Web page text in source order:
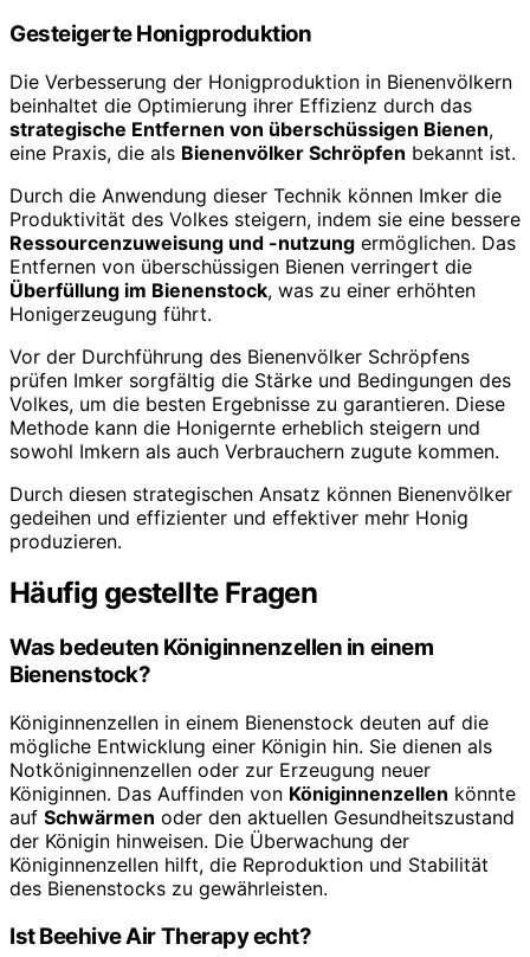
Gesteigerte Honigproduktion
Die Verbesserung der Honigproduktion in Bienenvölkern
beinhaltet die Optimierung ihrer Effizienz durch das
strategische Entfernen von überschüssigen Bienen,
eine Praxis, die als Bienenvölker Schröpfen bekannt ist.
Durch die Anwendung dieser Technik können Imker die
Produktivität des Volkes steigern, indem sie eine bessere
Ressourcenzuweisung und -nutzung ermöglichen. Das
Entfernen von überschüssigen Bienen verringert die
Überfüllung im Bienenstock, was zu einer erhöhten
Honigerzeugung führt.
Vor der Durchführung des Bienenvölker Schröpfens
prüfen Imker sorgfältig die Stärke und Bedingungen des
Volkes, um die besten Ergebnisse zu garantieren. Diese
Methode kann die Honigernte erheblich steigern und
sowohl Imkern als auch Verbrauchern zugute kommen.
Durch diesen strategischen Ansatz können Bienenvölker
gedeihen und effizienter und effektiver mehr Honig
produzieren.
Häufig gestellte Fragen
Was bedeuten Königinnenzellen in einem
Bienenstock?
Königinnenzellen in einem Bienenstock deuten auf die
mögliche Entwicklung einer Königin hin. Sie dienen als
Notköniginnenzellen oder zur Erzeugung neuer
Königinnen. Das Auffinden von Königinnenzellen könnte
auf Schwärmen oder den aktuellen Gesundheitszustand
der Königin hinweisen. Die Überwachung der
Königinnenzellen hilft, die Reproduktion und Stabilität
des Bienenstocks zu gewährleisten.
Ist Beehive Air Therapy echt?